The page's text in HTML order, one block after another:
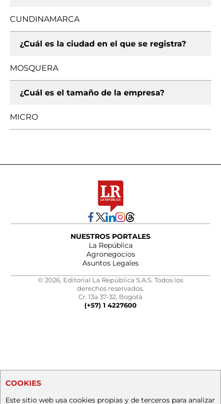
CUNDINAMARCA
¿Cuál es la ciudad en el que se registra?
MOSQUERA
¿Cuál es el tamaño de la empresa?
MICRO
NUESTROS PORTALES
La República
Agronegocios
Asuntos Legales
© 2026, Editorial La República S.A.S. Todos los
derechos reservados.
Cr. 13a 37-32, Bogotá
(+57) 1 4227600
COOKIES
Este sitio web usa cookies propias y de terceros para analizar